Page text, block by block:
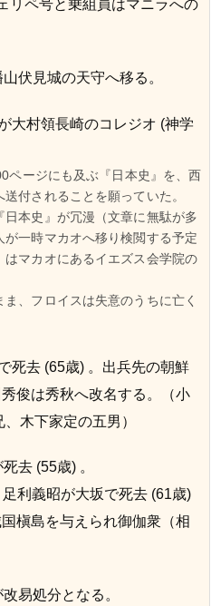
リペ号と乗組員はマニラへの
伏見城の天守へ移る。
大村領長崎のコレジオ (神学
ージにも及ぶ『日本史』を、西
付されることを願っていた。
本史』が冗漫（文章に無駄が多
一時マカオへ移り検閲する予定
マカオにあるイエズス会学院の
、フロイスは失意のうちに亡く
死去 (65歳) 。出兵先の朝鮮
俊は秀秋へ改名する。（小
木下家定の五男）
去 (55歳) 。
利義昭が大坂で死去 (61歳)
槇島を与えられ御伽衆（相
易処分となる。